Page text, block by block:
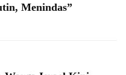
Menindas”